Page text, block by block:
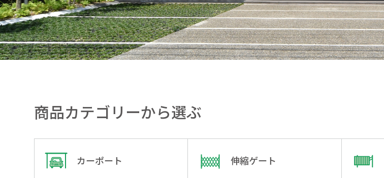
商品カテゴリーから選ぶ
カーポート 伸縮ゲート